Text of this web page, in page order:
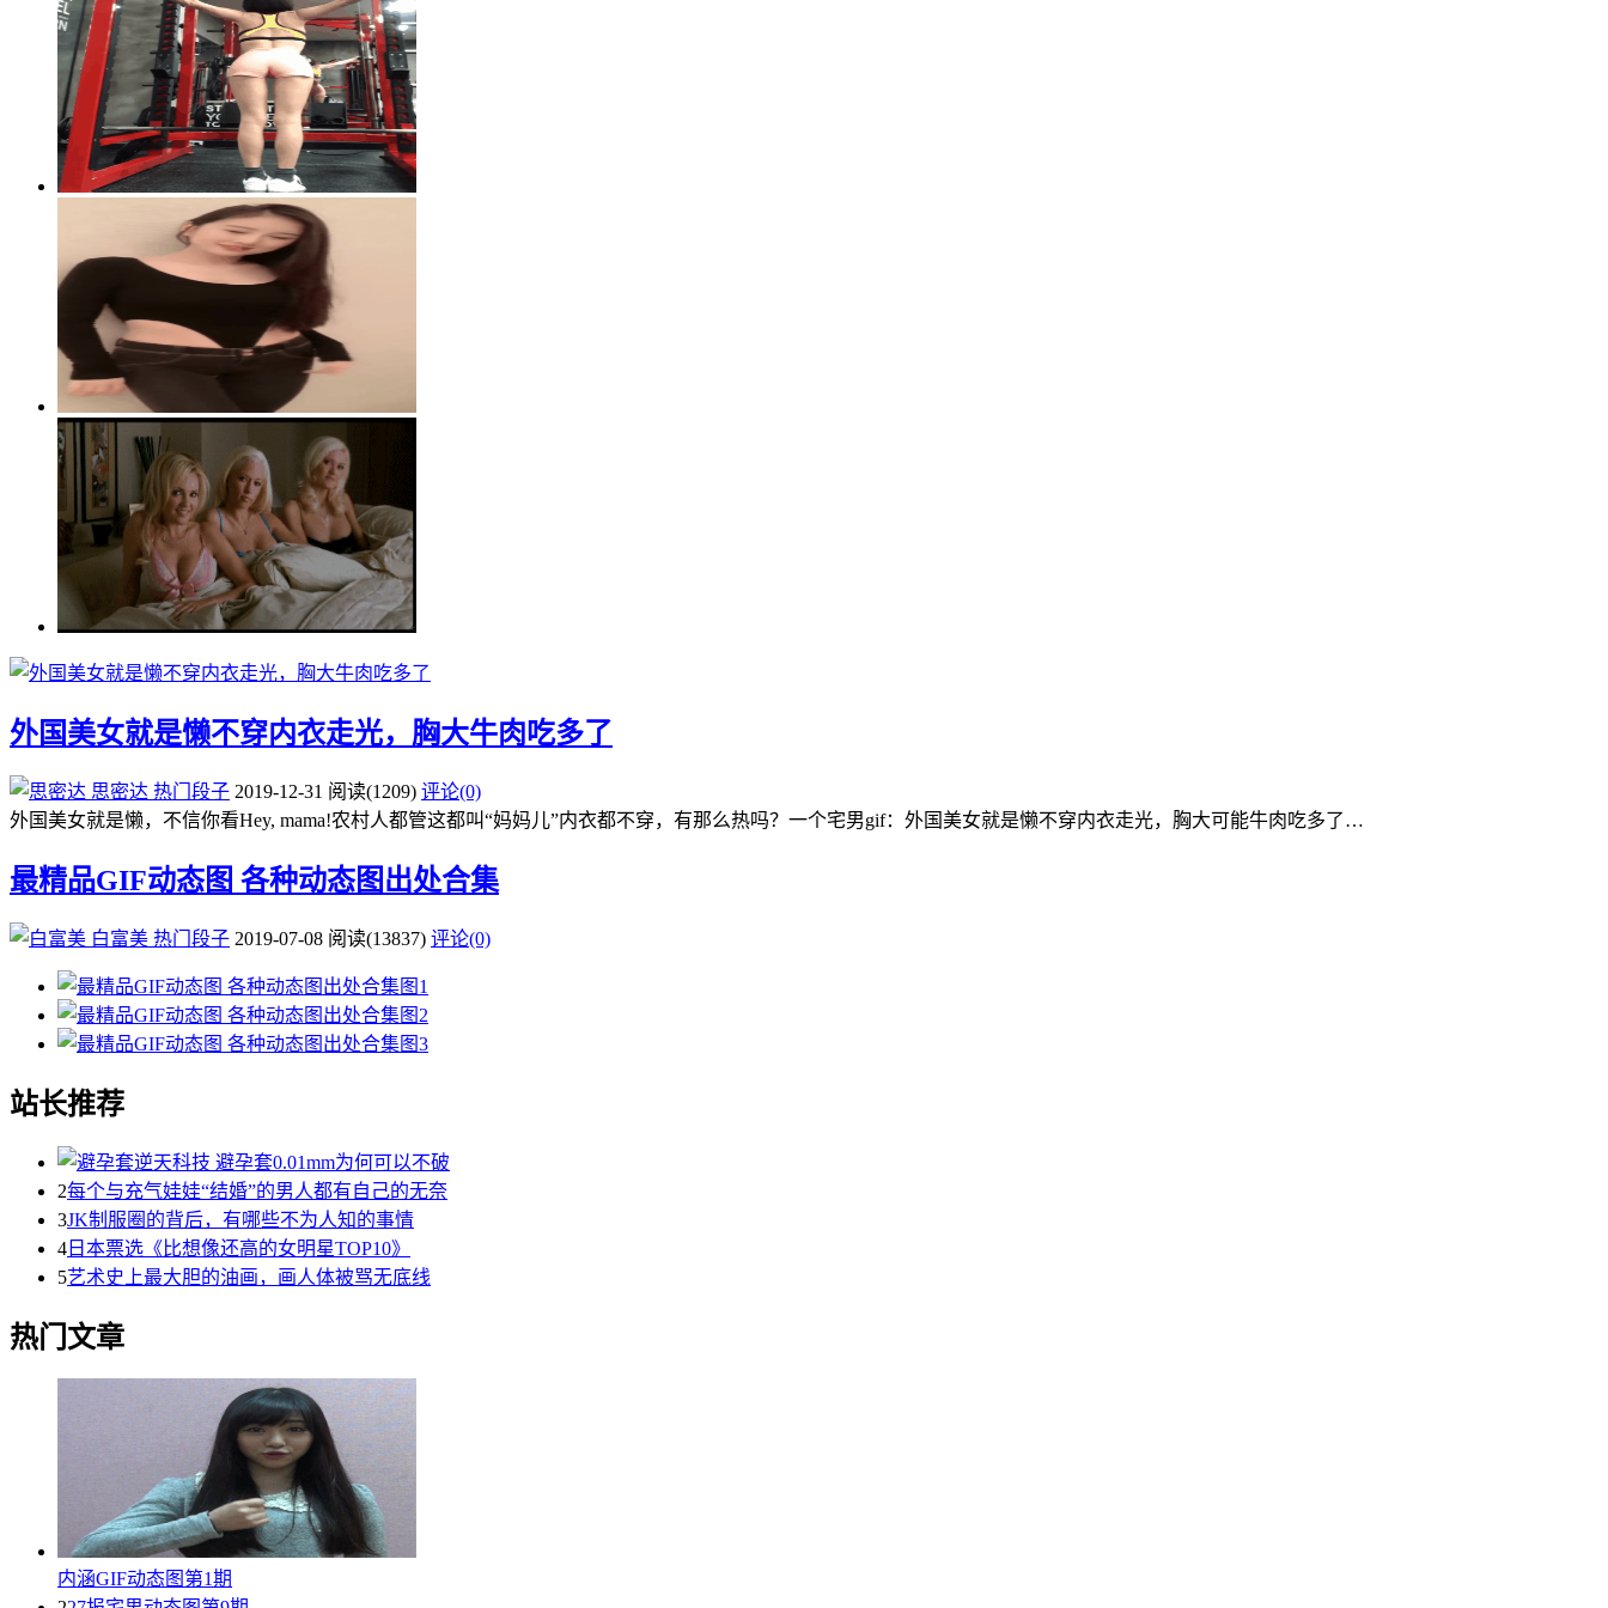
外国美女就是懒不穿内衣走光，胸大牛肉吃多了
思密达 热门段子 2019-12-31 阅读(1209) 评论(0)
外国美女就是懒，不信你看Hey, mama!农村人都管这都叫“妈妈儿”内衣都不穿，有那么热吗？一个宅男gif：外国美女就是懒不穿内衣走光，胸大可能牛肉吃多了…
最精品GIF动态图 各种动态图出处合集
白富美 热门段子 2019-07-08 阅读(13837) 评论(0)
站长推荐
2每个与充气娃娃“结婚”的男人都有自己的无奈
3JK制服圈的背后，有哪些不为人知的事情
4 日本票选《比想像还高的女明星TOP10》
5艺术史上最大胆的油画，画人体被骂无底线
热门文章
内涵GIF动态图第1期